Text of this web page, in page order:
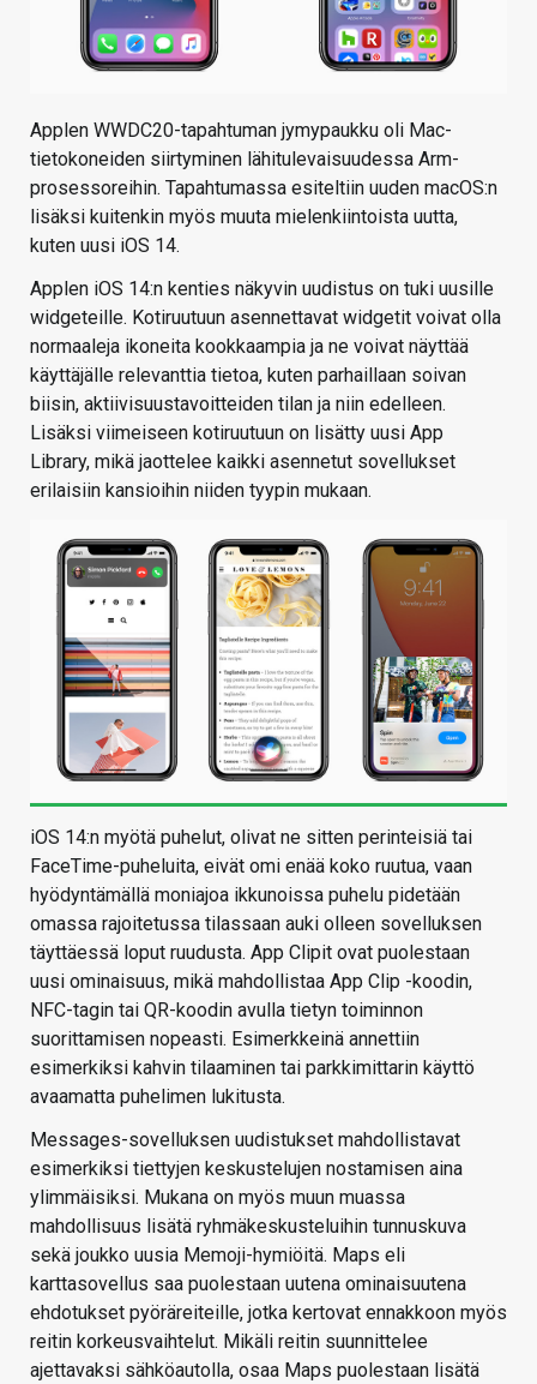
Applen WWDC20-tapahtuman jymypaukku oli Mac-
tietokoneiden siirtyminen lähitulevaisuudessa Arm-
prosessoreihin. Tapahtumassa esiteltiin uuden macOS:n
lisäksi kuitenkin myös muuta mielenkiintoista uutta,
kuten uusi iOS 14.
Applen iOS 14:n kenties näkyvin uudistus on tuki uusille
widgeteille. Kotiruutuun asennettavat widgetit voivat olla
normaaleja ikoneita kookkaampia ja ne voivat näyttää
käyttäjälle relevanttia tietoa, kuten parhaillaan soivan
biisin, aktiivisuustavoitteiden tilan ja niin edelleen.
Lisäksi viimeiseen kotiruutuun on lisätty uusi App
Library, mikä jaottelee kaikki asennetut sovellukset
erilaisiin kansioihin niiden tyypin mukaan.
iOS 14:n myötä puhelut, olivat ne sitten perinteisiä tai
FaceTime-puheluita, eivät omi enää koko ruutua, vaan
hyödyntämällä moniajoa ikkunoissa puhelu pidetään
omassa rajoitetussa tilassaan auki olleen sovelluksen
täyttäessä loput ruudusta. App Clipit ovat puolestaan
uusi ominaisuus, mikä mahdollistaa App Clip -koodin,
NFC-tagin tai QR-koodin avulla tietyn toiminnon
suorittamisen nopeasti. Esimerkkeinä annettiin
esimerkiksi kahvin tilaaminen tai parkkimittarin käyttö
avaamatta puhelimen lukitusta.
Messages-sovelluksen uudistukset mahdollistavat
esimerkiksi tiettyjen keskustelujen nostamisen aina
ylimmäisiksi. Mukana on myös muun muassa
mahdollisuus lisätä ryhmäkeskusteluihin tunnuskuva
sekä joukko uusia Memoji-hymiöitä. Maps eli
karttasovellus saa puolestaan uutena ominaisuutena
ehdotukset pyöräreiteille, jotka kertovat ennakkoon myös
reitin korkeusvaihtelut. Mikäli reitin suunnittelee
ajettavaksi sähköautolla, osaa Maps puolestaan lisätä